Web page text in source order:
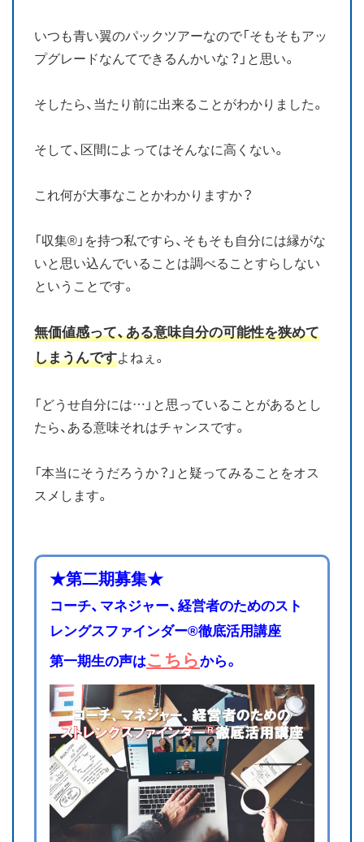
いつも青い翼のパックツアーなので「そもそもアッ
プグレードなんてできるんかいな？」と思い。
そしたら、当たり前に出来ることがわかりました。
そして、区間によってはそんなに高くない。
これ何が大事なことかわかりますか？
「収集®」を持つ私ですら、そもそも自分には縁がな
いと思い込んでいることは調べることすらしない
ということです。
無価値感って、ある意味自分の可能性を狭めて
しまうんですよねぇ。
「どうせ自分には…」と思っていることがあるとし
たら、ある意味それはチャンスです。
「本当にそうだろうか？」と疑ってみることをオス
スメします。
★第二期募集★
コーチ、マネジャー、経営者のためのスト
レングスファインダー®徹底活用講座
第一期生の声はこちらから。